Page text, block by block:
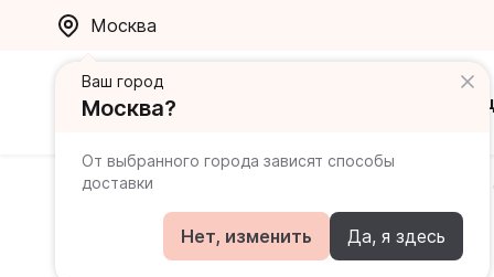
Москва
Ваш город
Москва?
От выбранного города зависят способы
доставки
Нет, изменить Да, я здесь
Главная Каталог
Cambridge Primary Path